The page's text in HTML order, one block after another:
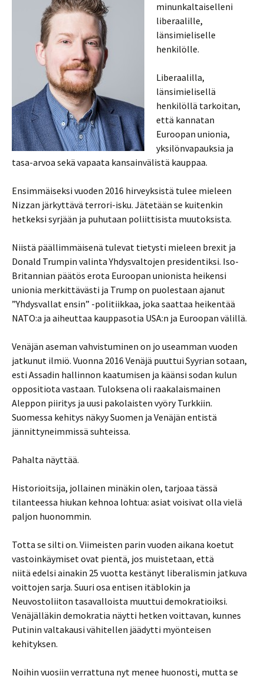
minunkaltaiselleni
liberaalille,
länsimieliselle
henkilölle.
Liberaalilla,
länsimielisellä
henkilöllä tarkoitan,
että kannatan
Euroopan unionia,
yksilönvapauksia ja
tasa-arvoa sekä vapaata kansainvälistä kauppaa.
Ensimmäiseksi vuoden 2016 hirveyksistä tulee mieleen
Nizzan järkyttävä terrori-isku. Jätetään se kuitenkin
hetkeksi syrjään ja puhutaan poliittisista muutoksista.
Niistä päällimmäisenä tulevat tietysti mieleen brexit ja
Donald Trumpin valinta Yhdysvaltojen presidentiksi. Iso-
Britannian päätös erota Euroopan unionista heikensi
unionia merkittävästi ja Trump on puolestaan ajanut
”Yhdysvallat ensin” -politiikkaa, joka saattaa heikentää
NATO:a ja aiheuttaa kauppasotia USA:n ja Euroopan välillä.
Venäjän aseman vahvistuminen on jo useamman vuoden
jatkunut ilmiö. Vuonna 2016 Venäjä puuttui Syyrian sotaan,
esti Assadin hallinnon kaatumisen ja käänsi sodan kulun
oppositiota vastaan. Tuloksena oli raakalaismainen
Aleppon piiritys ja uusi pakolaisten vyöry Turkkiin.
Suomessa kehitys näkyy Suomen ja Venäjän entistä
jännittyneimmissä suhteissa.
Pahalta näyttää.
Historioitsija, jollainen minäkin olen, tarjoaa tässä
tilanteessa hiukan kehnoa lohtua: asiat voisivat olla vielä
paljon huonommin.
Totta se silti on. Viimeisten parin vuoden aikana koetut
vastoinkäymiset ovat pientä, jos muistetaan, että
niitä edelsi ainakin 25 vuotta kestänyt liberalismin jatkuva
voittojen sarja. Suuri osa entisen itäblokin ja
Neuvostoliiton tasavalloista muuttui demokratioiksi.
Venäjälläkin demokratia näytti hetken voittavan, kunnes
Putinin valtakausi vähitellen jäädytti myönteisen
kehityksen.
Noihin vuosiin verrattuna nyt menee huonosti, mutta se